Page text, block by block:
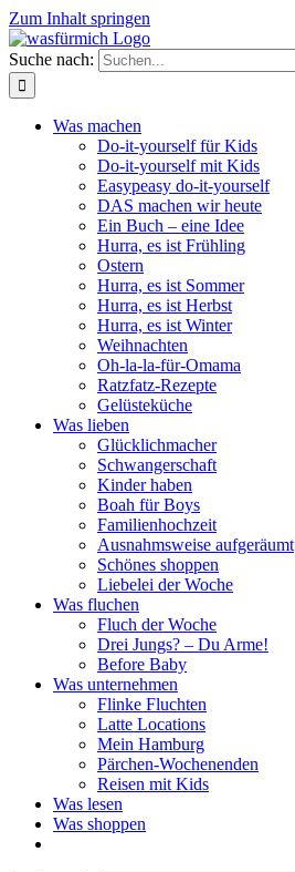
Zum Inhalt springen
Suche nach:
Was machen
Do-it-yourself für Kids
Do-it-yourself mit Kids
Easypeasy do-it-yourself
DAS machen wir heute
Ein Buch – eine Idee
Hurra, es ist Frühling
Ostern
Hurra, es ist Sommer
Hurra, es ist Herbst
Hurra, es ist Winter
Weihnachten
Oh-la-la-für-Omama
Ratzfatz-Rezepte
Gelüsteküche
Was lieben
Glücklichmacher
Schwangerschaft
Kinder haben
Boah für Boys
Familienhochzeit
Ausnahmsweise aufgeräumt
Schönes shoppen
Liebelei der Woche
Was fluchen
Fluch der Woche
Drei Jungs? – Du Arme!
Before Baby
Was unternehmen
Flinke Fluchten
Latte Locations
Mein Hamburg
Pärchen-Wochenenden
Reisen mit Kids
Was lesen
Was shoppen